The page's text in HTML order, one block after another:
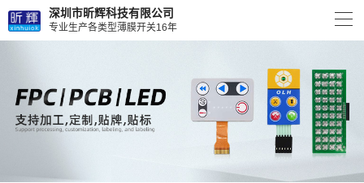
深圳市昕辉科技有限公司
专业生产各类型薄膜开关16年